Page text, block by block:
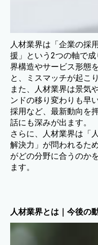
人材業界は「企業の採
援」という2つの軸で
界構造やサービス形態
と、ミスマッチが起こ
また、人材業界は景気
ンドの移り変わりも早
採用など、最新動向を
話にも深みが出ます。
さらに、人材業界は「
解決力」が問われるた
がどの分野に合うのか
ます。
人材業界とは｜今後の